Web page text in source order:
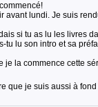
avant lundi. Je suis
si tu as lu les livres
tu lu son intro et sa
je la commence cette
que je suis aussi à